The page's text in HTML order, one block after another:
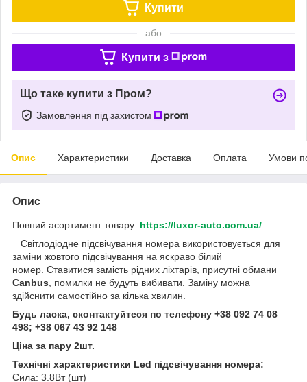
Купити
або
Купити з
Що таке купити з Пром?
Замовлення під захистом
Опис Характеристики Доставка Оплата Умови
Опис
Повний асортимент товару https://luxor-auto.com.ua/
Світлодіодне підсвічування номера використовується для
заміни жовтого підсвічування на яскраво білий
номер. Ставитися замість рідних ліхтарів, присутні обмани
Canbus , помилки не будуть вибивати. Заміну можна
здійснити самостійно за кілька хвилин.
Будь ласка, сконтактуйтеся по телефону +38 092 74 08
498; +38 067 43 92 148
Ціна за пару 2шт.
Технічні характеристики Led підсвічування номера:
Сила: 3.8Вт (шт)